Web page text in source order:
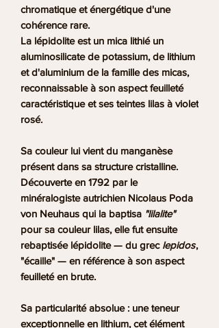
chromatique et énergétique d'une
cohérence rare.
La lépidoliteest un mica lithié un
aluminosilicate de potassium, de lithium
et d'aluminium de la famille des micas,
reconnaissable à son aspect feuilleté
caractéristique et ses teintes lilas à violet
rosé.
Sa couleur lui vient du manganèse
présent dans sa structure cristalline.
Découverte en 1792 par le
minéralogiste autrichien Nicolaus Poda
von Neuhaus qui la baptisa "lilalite"
pour sa couleur lilas, elle fut ensuite
rebaptisée lépidolite— du grec lepidos,
"écaille" — en référence à son aspect
feuilleté en brute.
Sa particularité absolue : uneteneur
exceptionnelle en lithium, cet élément